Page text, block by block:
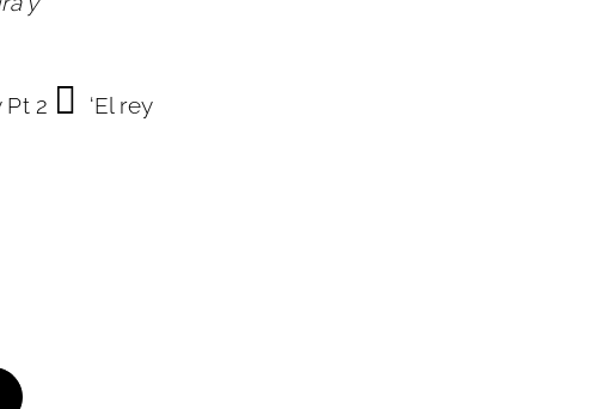
Pt 2
‘El rey